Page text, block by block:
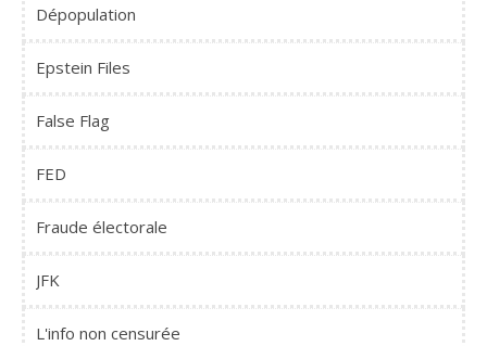
Dépopulation
Epstein Files
False Flag
FED
Fraude électorale
JFK
L'info non censurée